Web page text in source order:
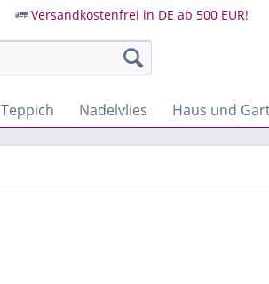
Versandkostenfrei in DE ab 500 EUR!
Teppich Nadelvlies Haus und